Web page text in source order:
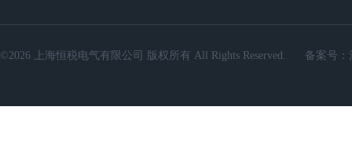
©2026 上海恒税电气有限公司 版权所有 All Rights Reserved. 备案号：